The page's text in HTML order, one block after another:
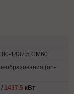
1437.5 СМ60
(on-
/ 1437.5 кВт